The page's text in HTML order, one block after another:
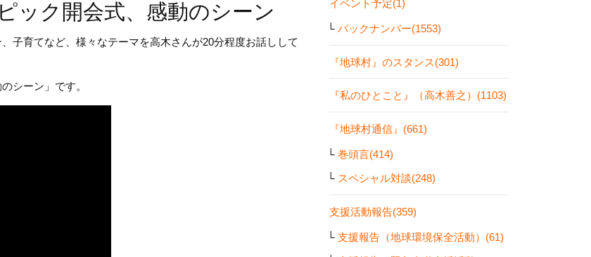
ック開会式、感動のシーン
子育てなど、様々なテーマを高木さんが20分程度お話しして
シーン」です。
イベント予定(1)
バックナンバー(1553)
『地球村』のスタンス(301)
『私のひとこと』（高木善之）(1103)
『地球村通信』(661)
巻頭言(414)
スペシャル対談(248)
支援活動報告(359)
支援報告（地球環境保全活動）(61)